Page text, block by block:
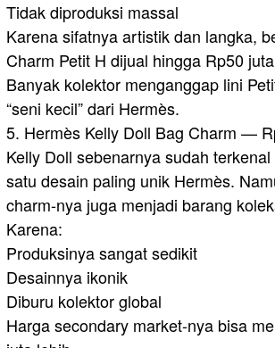
Tidak diproduksi massal
Karena sifatnya artistik dan langka,
Charm Petit H dijual hingga Rp50
Banyak kolektor menganggap lini
“seni kecil” dari Hermès.
5. Hermès Kelly Doll Bag Charm —
Kelly Doll sebenarnya sudah
satu desain paling unik Hermès.
charm-nya juga menjadi barang
Karena:
Produksinya sangat sedikit
Desainnya ikonik
Diburu kolektor global
Harga secondary market-nya bisa